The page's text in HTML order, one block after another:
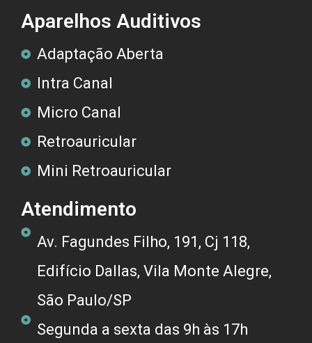
Aparelhos Auditivos
Adaptação Aberta
Intra Canal
Micro Canal
Retroauricular
Mini Retroauricular
Atendimento
Av. Fagundes Filho, 191, Cj 118,
Edifício Dallas, Vila Monte Alegre,
São Paulo/SP
Segunda a sexta das 9h às 17h